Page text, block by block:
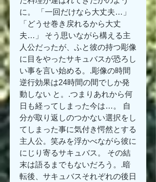
に。 「一回だけなら大丈夫…」
「どうせ巻き戻れるから大丈
夫…」 そう思いながら構える主
人公だったが、ふと彼の持つ彫像
に目をやったサキュバスが恐ろし
い事を言い始める。.彫像の時間
逆行効果は24時間の間でしか発
動しない と。.つまりあれから何
日も経ってしまった今は…。 自
分が取り返しのつかない選択をし
てしまった事に気付き愕然とする
主人公。笑みを浮かべながら彼に
にじり寄るサキュバス。 その結
末は語るまでもないだろう。.暗
転後、サキュバスそれぞれの後日